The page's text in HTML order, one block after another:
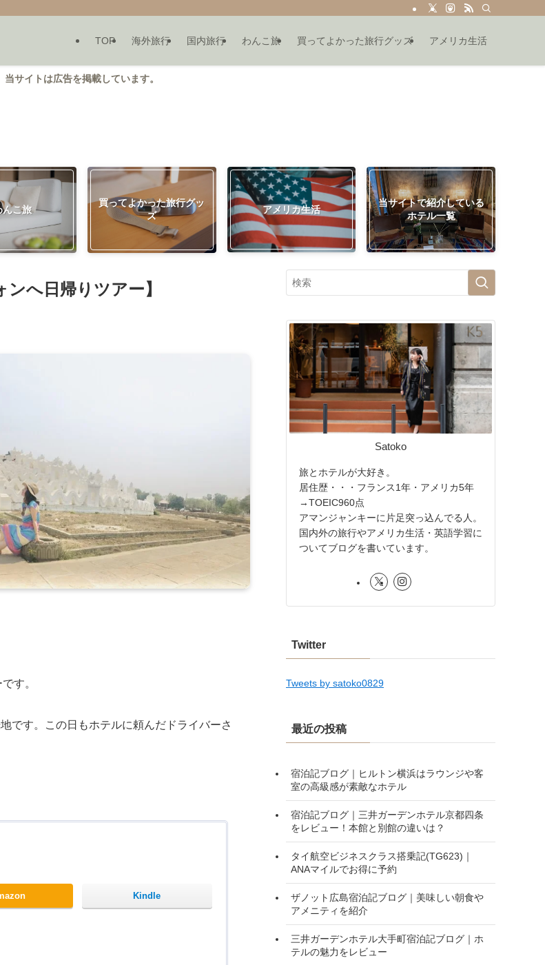
TOP 海外旅行 国内旅行 わんこ旅 買ってよかった旅行グッズ アメリカ生活
当サイトは広告を掲載しています。
んこ旅
買ってよかった旅行グッ
ズ
アメリカ生活
当サイトで紹介している
ホテル一覧
へ日帰りツアー】
す。
です。この日もホテルに頼んだドライバーさ
Kindle
Satoko
旅とホテルが大好き。
居住歴・・・フランス1年・アメリカ5年
→TOEIC960点
アマンジャンキーに片足突っ込んでる人。
国内外の旅行やアメリカ生活・英語学習に
ついてブログを書いています。
Twitter
Tweets by satoko0829
最近の投稿
宿泊記ブログ｜ヒルトン横浜はラウンジや客
室の高級感が素敵なホテル
宿泊記ブログ｜三井ガーデンホテル京都四条
をレビュー！本館と別館の違いは？
タイ航空ビジネスクラス搭乗記(TG623)｜
ANAマイルでお得に予約
ザノット広島宿泊記ブログ｜美味しい朝食や
アメニティを紹介
三井ガーデンホテル大手町宿泊記ブログ｜ホ
テルの魅力をレビュー